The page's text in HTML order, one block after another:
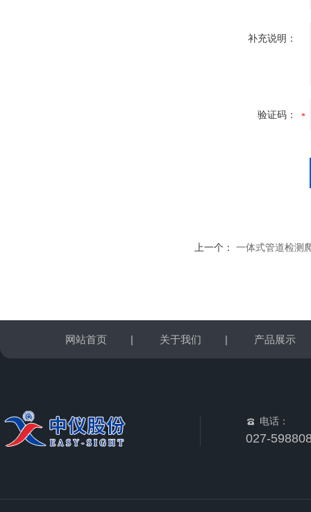
补充说明：
验证码：
上一个： 一体式管道检测
网站首页 | 关于我们 | 产品展示
电话：
027-